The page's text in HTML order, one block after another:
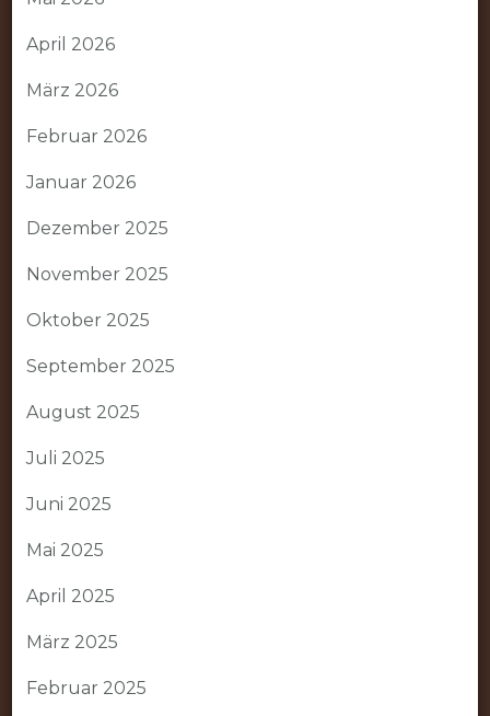
April 2026
März 2026
Februar 2026
Januar 2026
Dezember 2025
November 2025
Oktober 2025
September 2025
August 2025
Juli 2025
Juni 2025
Mai 2025
April 2025
März 2025
Februar 2025